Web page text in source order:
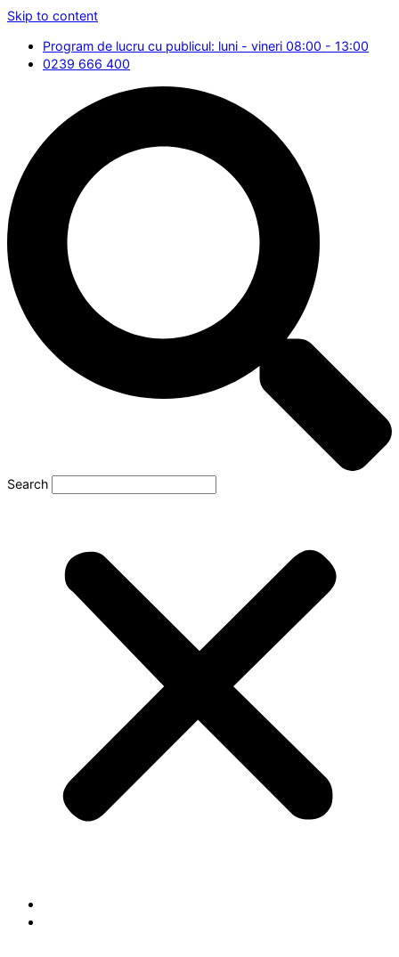
Skip to content
Program de lucru cu publicul: luni - vineri 08:00 - 13:00
0239 666 400
Search